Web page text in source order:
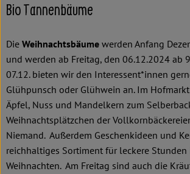
Bio Tannenbäume
Die Weihnachtsbäume werden Anfang
und werden ab Freitag, den 06.12.2024 ab
07.12. bieten wir den Interessent*innen
Glühpunsch oder Glühwein an. Im
Äpfel, Nuss und Mandelkern zum
Weihnachtsplätzchen der
Niemand. Außerdem Geschenkideen und
reichhaltiges Sortiment für leckere Stunden
Weihnachten. Am Freitag sind auch die